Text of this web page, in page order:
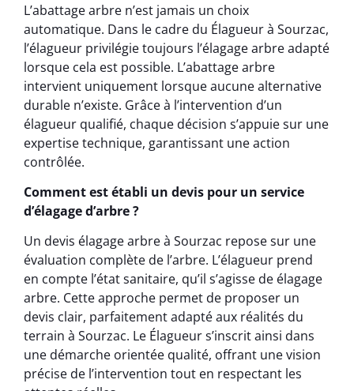
L’abattage arbre n’est jamais un choix
automatique. Dans le cadre du Élagueur à Sourzac,
l’élagueur privilégie toujours l’élagage arbre adapté
lorsque cela est possible. L’abattage arbre
intervient uniquement lorsque aucune alternative
durable n’existe. Grâce à l’intervention d’un
élagueur qualifié, chaque décision s’appuie sur une
expertise technique, garantissant une action
contrôlée.
Comment est établi un devis pour un service
d’élagage d’arbre ?
Un devis élagage arbre à Sourzac repose sur une
évaluation complète de l’arbre. L’élagueur prend
en compte l’état sanitaire, qu’il s’agisse de élagage
arbre. Cette approche permet de proposer un
devis clair, parfaitement adapté aux réalités du
terrain à Sourzac. Le Élagueur s’inscrit ainsi dans
une démarche orientée qualité, offrant une vision
précise de l’intervention tout en respectant les